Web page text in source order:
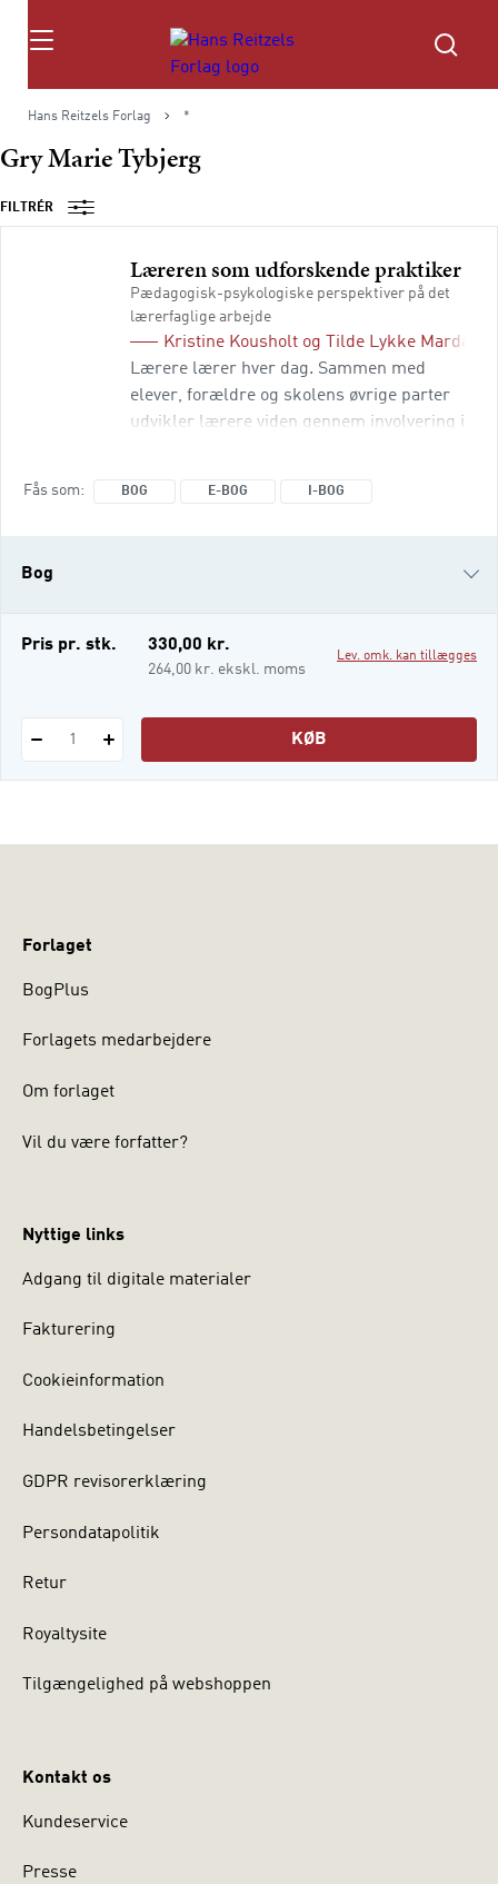
Søg
Hans Reitzels Forlag *
Gry Marie Tybjerg
FILTRÉR
Læreren som udforskende praktiker
Pædagogisk-psykologiske perspektiver på det
lærerfaglige arbejde
Kristine Kousholt og
Tilde Lykke Mardahl-
Lærere lærer hver dag. Sammen med
elever, forældre og skolens øvrige parter
udvikler lærere viden gennem involvering i
deltagelsesmuligheder for
Fås som BOG E-BOG I-BOG
Bog
e-bog
Pris pr. stk. 330,00 kr.
264,00 kr. ekskl. moms
Lev. omk. kan tillægges
1 KØB
Forlaget
BogPlus
Forlagets medarbejdere
Om forlaget
Vil du være forfatter?
Nyttige links
Adgang til digitale materialer
Fakturering
Cookieinformation
Handelsbetingelser
GDPR revisorerklæring
Persondatapolitik
Retur
Royaltysite
Tilgængelighed på webshoppen
Kontakt os
Kundeservice
Presse